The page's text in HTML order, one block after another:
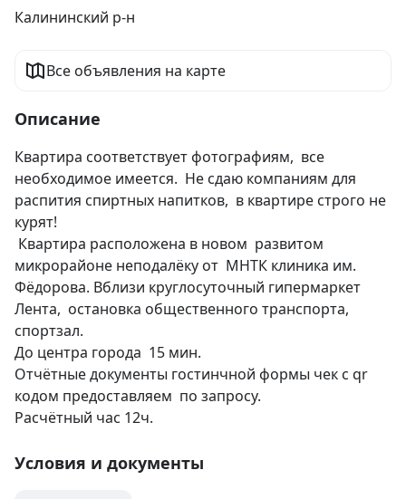
Калининский р-н
Все объявления на карте
Описание
Квартира соответствует фотографиям,  все
необходимое имеется.  Не сдаю компаниям для
распития спиртных напитков,  в квартире строго не
курят!
микрорайоне неподалёку от  МНТК клиника им.
Фёдорова. Вблизи круглосуточный гипермаркет
Лента,  остановка общественного транспорта,
спортзал.
До центра города  15 мин.
Отчётные документы гостинчной формы чек с qr
кодом предоставляем  по запросу.
Расчётный час 12ч.
Условия и документы